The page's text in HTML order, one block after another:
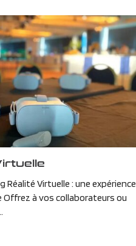
Réalité Virtuelle : une expérience
à vos collaborateurs ou